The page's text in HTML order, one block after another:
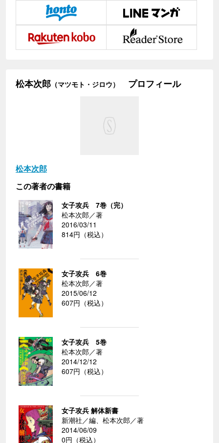
松本次郎 （マツモト・ジロウ） プロフィール
松本次郎
この著者の書籍
女子攻兵 7巻（完）
松本次郎／著
2016/03/11
814円（税込）
女子攻兵 6巻
松本次郎／著
2015/06/12
607円（税込）
女子攻兵 5巻
松本次郎／著
2014/12/12
607円（税込）
女子攻兵 解体新書
新潮社／編、松本次郎／著
2014/06/09
0円（税込）